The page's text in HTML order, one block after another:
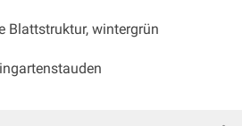
Blattstruktur, wintergrün